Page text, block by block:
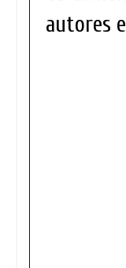
autores